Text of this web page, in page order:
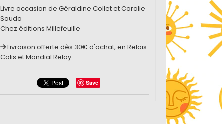
Livre occasion de Géraldine Collet et Coralie
Saudo
Chez éditions Millefeuille
Livraison offerte dès 30€ d'achat, en Relais
Colis et Mondial Relay
Save